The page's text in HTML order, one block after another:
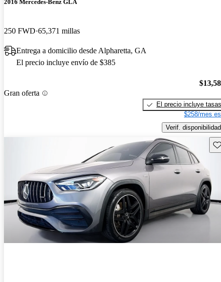
2016 Mercedes-Benz GLA
250 FWD 65,371 millas
Entrega a domicilio desde Alpharetta, GA
El precio incluye envío de $385
Gran oferta
El precio incluye tasas
$258/mes
Verif. disponibilidad